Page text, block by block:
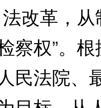
改革，
察权”。
民法院、